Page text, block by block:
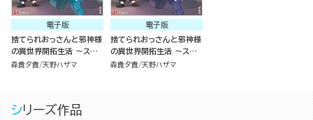
電子版
捨てられおっさんと邪神様
の異世界開拓生活 ～スロ
ーライフと村造り、時々ぎ
森貴夕貴 天野ハザマ
電子版
捨てられおっさんと邪神様
の異世界開拓生活 ～スロ
ーライフと村造り、時々ぎ
森貴夕貴 天野ハザマ
シリーズ作品